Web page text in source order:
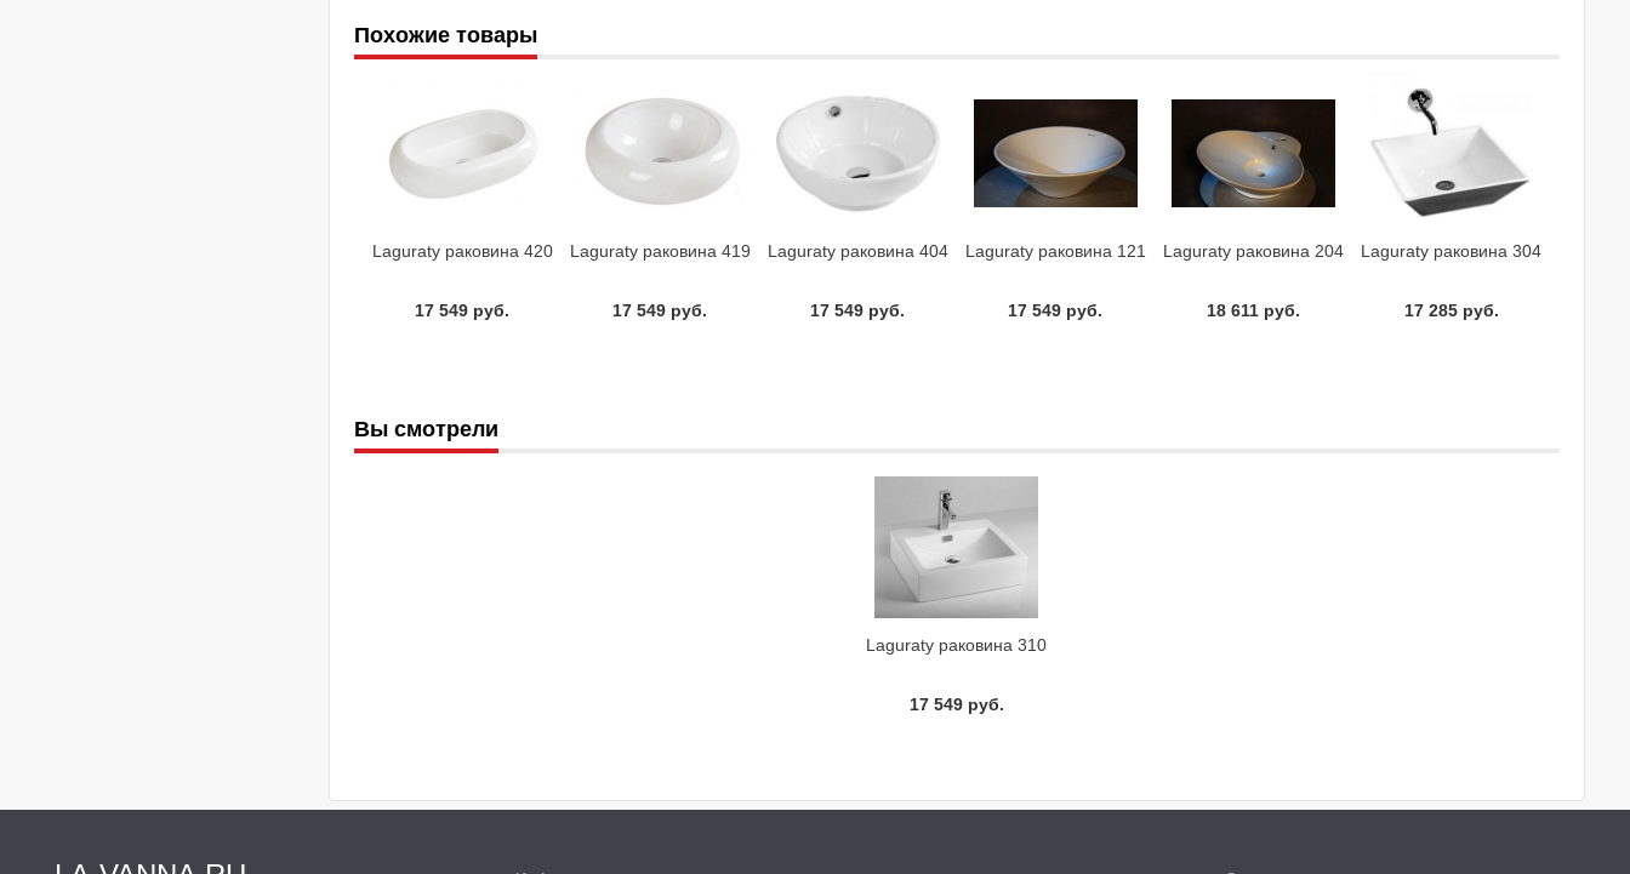
Похожие товары
Laguraty раковина 420
17 549 руб.
Laguraty раковина 419
17 549 руб.
Laguraty раковина 404
17 549 руб.
Laguraty раковина 121
17 549 руб.
Laguraty раковина 204
18 611 руб.
Laguraty раковина 304
17 285 руб.
Вы смотрели
Laguraty раковина 310
17 549 руб.